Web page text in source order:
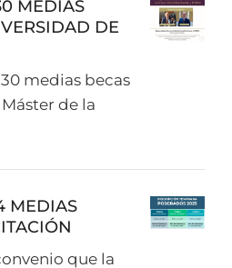
MEDIAS
DE
medias becas
de la
MEDIAS
que la